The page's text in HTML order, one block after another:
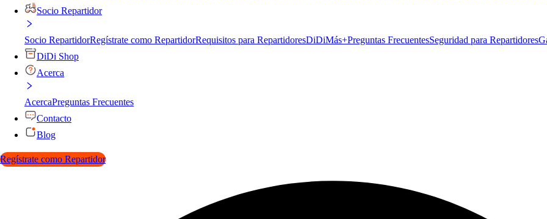
Socio Repartidor
Socio RepartidorRegístrate como RepartidorRequisitos para RepartidoresDiDiMás+Preguntas FrecuentesSeguridad para Repartidores
DiDi Shop
Acerca
AcercaPreguntas Frecuentes
Contacto
Blog
Regístrate como Repartidor